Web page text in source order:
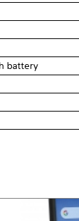
battery